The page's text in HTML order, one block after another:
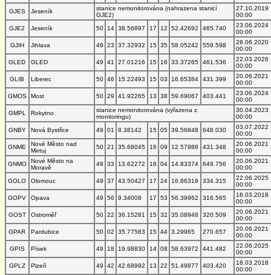
GJES
Jeseník
stanice nemonitorována (nahrazena stanicí
GJE2)
27.10.2019
00:00
GJE2
Jeseník 50 14 38.56897 17 12 52.42692 465.740
23.06.2024
00:00
GJIH
Jihlava 49 23 37.32932 15 35 58.05242 559.598
28.06.2020
00:00
GLED
GLED 49 41 27.01216 15 16 33.37265 461.536
22.03.2026
00:00
GLIB
Liberec 50 46 15.22493 15 03 16.65384 431.399
20.06.2021
00:00
GMOS
Most 50 29 41.92265 13 38 59.69067 403.441
23.06.2024
00:00
GMPL
Rokytno
stanice nemonitorována (vyřazena z
monitoringu)
30.04.2023
00:00
GNBY
Nová Bystřice 49 01 8.38142 15 05 39.56848 648.030
03.07.2022
00:00
GNME
Nové Město nad
Metuj
50 21 35.68045 16 09 12.57988 431.348
20.06.2021
00:00
GNMO
Nové Město na
Moravě
49 33 13.62272 16 04 14.83374 649.756
20.06.2021
00:00
GOLO
Olomouc 49 37 43.50427 17 24 16.86319 334.315
22.06.2025
00:00
GOPV
Opava 49 56 9.34008 17 53 56.39962 316.565
18.03.2018
00:00
GOST
Ostroměř 50 22 36.15281 15 32 35.08948 320.509
20.06.2021
00:00
GPAR
Pardubice 50 02 35.77583 15 44 3.29965 270.657
20.06.2021
00:00
GPIS
Písek 49 18 19.98830 14 08 58.63972 441.482
22.06.2025
00:00
GPLZ
Plzeň 49 42 42.68992 13 22 51.49877 403.420
18.03.2018
00:00